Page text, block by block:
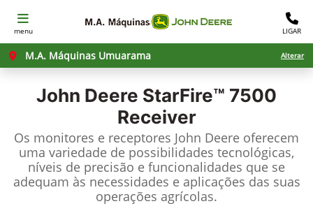
menu LIGAR
M.A. Máquinas Umuarama Alterar
John Deere StarFire™ 7500
Receiver
Os monitores e receptores John Deere oferecem
uma variedade de possibilidades tecnológicas,
níveis de precisão e funcionalidades que se
adequam às necessidades e aplicações das suas
operações agrícolas.